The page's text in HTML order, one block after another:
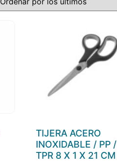
TIJERA ACERO
INOXIDABLE / PP /
TPR 8 X 1 X 21 CM